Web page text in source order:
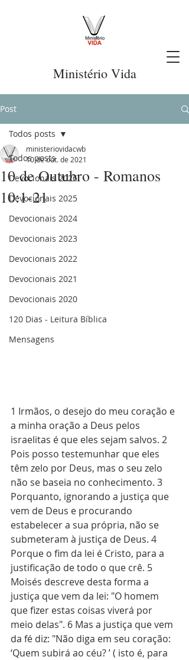
Ministério Vida
Post
Todos posts
Devocionais 2026
Devocionais 2025
Devocionais 2024
Devocionais 2023
Devocionais 2022
Devocionais 2021
Devocionais 2020
120 Dias - Leitura Bíblica
Mensagens
Todos posts
10 de Outubro - Romanos
10:1-21
ministeriovidacwb
10 de out. de 2021
1 Irmãos, o desejo do meu coração e
a minha oração a Deus pelos
israelitas é que eles sejam salvos. 2
Pois posso testemunhar que eles
têm zelo por Deus, mas o seu zelo
não se baseia no conhecimento. 3
Porquanto, ignorando a justiça que
vem de Deus e procurando
estabelecer a sua própria, não se
submeteram à justiça de Deus. 4
Porque o fim da lei é Cristo, para a
justificação de todo o que crê. 5
Moisés descreve desta forma a
justiça que vem da lei: "O homem
que fizer estas coisas viverá por
meio delas". 6 Mas a justiça que vem
da fé diz: "Não diga em seu coração:
‘Quem subirá ao céu? ’ ( isto é, para